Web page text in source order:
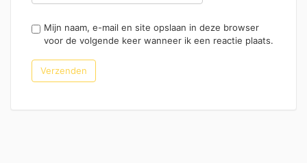
Mijn naam, e-mail en site opslaan in deze browser
voor de volgende keer wanneer ik een reactie plaats.